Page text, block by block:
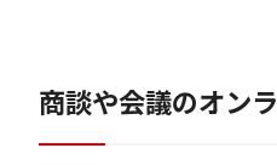
商談や会議のオン